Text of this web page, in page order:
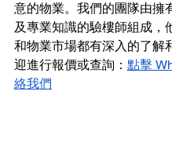
意的物業。我們的團隊由擁
及專業知識的驗樓師組成，
和物業市場都有深入的了解
迎進行報價或查詢： 點擊
絡我們